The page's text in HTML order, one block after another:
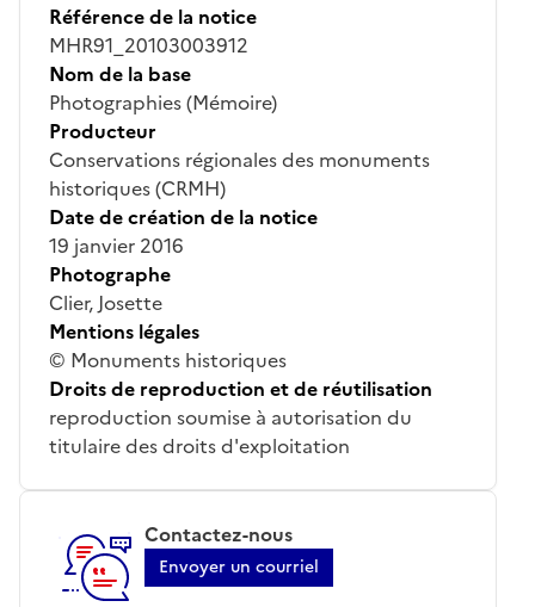
Référence de la notice
MHR91_20103003912
Nom de la base
Photographies (Mémoire)
Producteur
Conservations régionales des monuments
historiques (CRMH)
Date de création de la notice
19 janvier 2016
Photographe
Clier, Josette
Mentions légales
© Monuments historiques
Droits de reproduction et de réutilisation
reproduction soumise à autorisation du
titulaire des droits d'exploitation
Contactez-nous
Envoyer un courriel